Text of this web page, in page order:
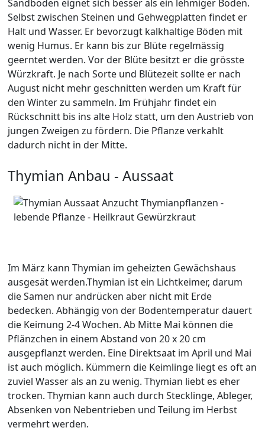
Sandboden eignet sich besser als ein lehmiger Boden.
Selbst zwischen Steinen und Gehwegplatten findet er
Halt und Wasser. Er bevorzugt kalkhaltige Böden mit
wenig Humus. Er kann bis zur Blüte regelmässig
geerntet werden. Vor der Blüte besitzt er die grösste
Würzkraft. Je nach Sorte und Blütezeit sollte er nach
August nicht mehr geschnitten werden um Kraft für
den Winter zu sammeln. Im Frühjahr findet ein
Rückschnitt bis ins alte Holz statt, um den Austrieb von
jungen Zweigen zu fördern. Die Pflanze verkahlt
dadurch nicht in der Mitte.
Thymian Anbau - Aussaat
Im März kann Thymian im geheizten Gewächshaus
ausgesät werden.Thymian ist ein Lichtkeimer, darum
die Samen nur andrücken aber nicht mit Erde
bedecken. Abhängig von der Bodentemperatur dauert
die Keimung 2-4 Wochen. Ab Mitte Mai können die
Pflänzchen in einem Abstand von 20 x 20 cm
ausgepflanzt werden. Eine Direktsaat im April und Mai
ist auch möglich. Kümmern die Keimlinge liegt es oft an
zuviel Wasser als an zu wenig. Thymian liebt es eher
trocken. Thymian kann auch durch Stecklinge, Ableger,
Absenken von Nebentrieben und Teilung im Herbst
vermehrt werden.